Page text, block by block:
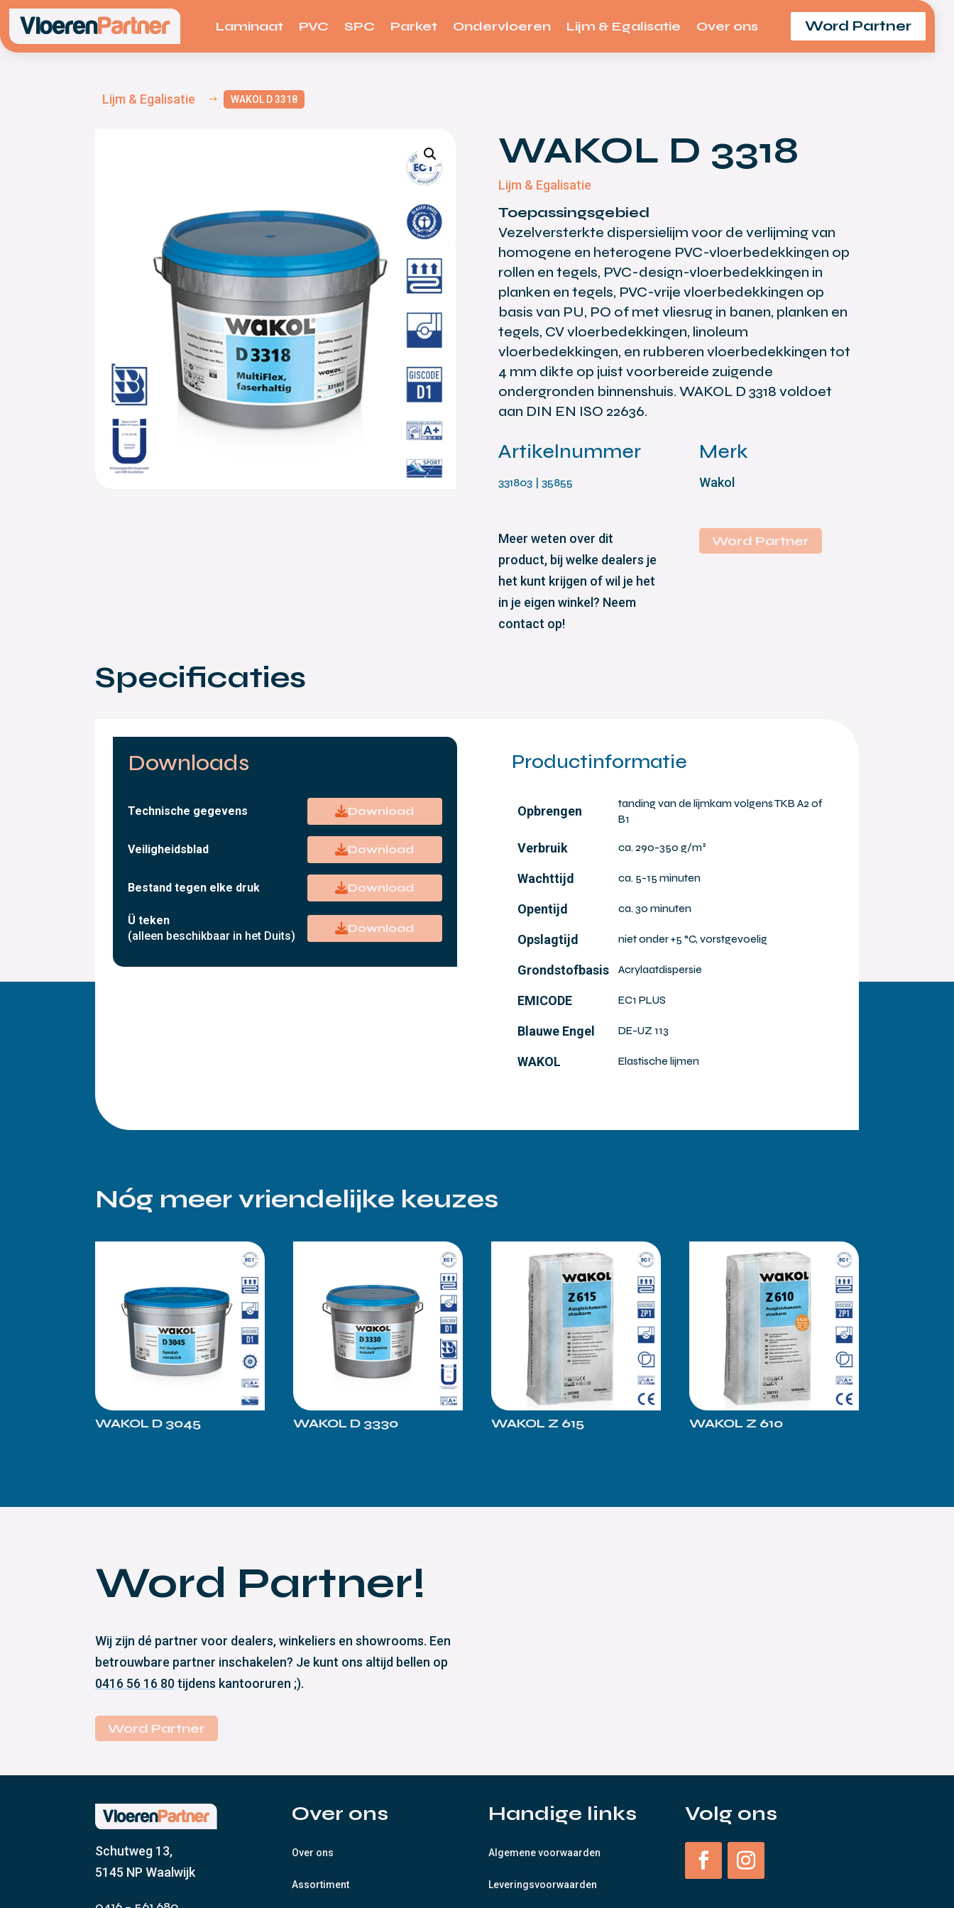
Laminaat PVC SPC Parket Ondervloeren Lijm & Egalisatie Over ons Word Partner
Lijm & Egalisatie $ WAKOL D 3318
WAKOL D 3318
Lijm & Egalisatie
Toepassingsgebied
Vezelversterkte dispersielijm voor de verlijming van
homogene en heterogene PVC-vloerbedekkingen op
rollen en tegels, PVC-design-vloerbedekkingen in
planken en tegels, PVC-vrije vloerbedekkingen op
basis van PU, PO of met vliesrug in banen, planken en
tegels, CV vloerbedekkingen, linoleum
vloerbedekkingen, en rubberen vloerbedekkingen tot
4 mm dikte op juist voorbereide zuigende
ondergronden binnenshuis. WAKOL D 3318 voldoet
aan DIN EN ISO 22636.
Artikelnummer
331803 | 35855
Merk
Wakol
Meer weten over dit
product, bij welke dealers je
het kunt krijgen of wil je het
in je eigen winkel? Neem
contact op!
Word Partner
Specificaties
Downloads
Technische gegevens Download
Veiligheidsblad Download
Bestand tegen elke druk Download
Ü teken
(alleen beschikbaar in het Duits)
Download
Productinformatie
Opbrengen
tanding van de lijmkam volgens TKB A2 of
B1
Verbruik ca. 290-350 g/m²
Wachttijd ca. 5-15 minuten
Opentijd ca. 30 minuten
Opslagtijd niet onder +5 °C, vorstgevoelig
Grondstofbasis Acrylaatdispersie
EMICODE EC1 PLUS
Blauwe Engel DE-UZ 113
WAKOL Elastische lijmen
Nóg meer vriendelijke keuzes
WAKOL D 3045 WAKOL D 3330 WAKOL Z 615 WAKOL Z 610
Word Partner!
Wij zijn dé partner voor dealers, winkeliers en showrooms. Een
betrouwbare partner inschakelen? Je kunt ons altijd bellen op
0416 56 16 80tijdens kantooruren ;).
Word Partner
Schutweg 13,
5145 NP Waalwijk
Over ons
Over ons
Assortiment
Handige links
Algemene voorwaarden
Leveringsvoorwaarden
Volg ons